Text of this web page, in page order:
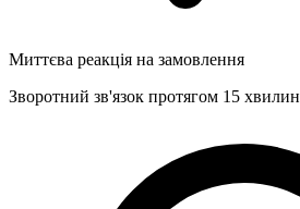
Миттєва реакція на замовлення
Зворотний зв'язок протягом 15 хвилин